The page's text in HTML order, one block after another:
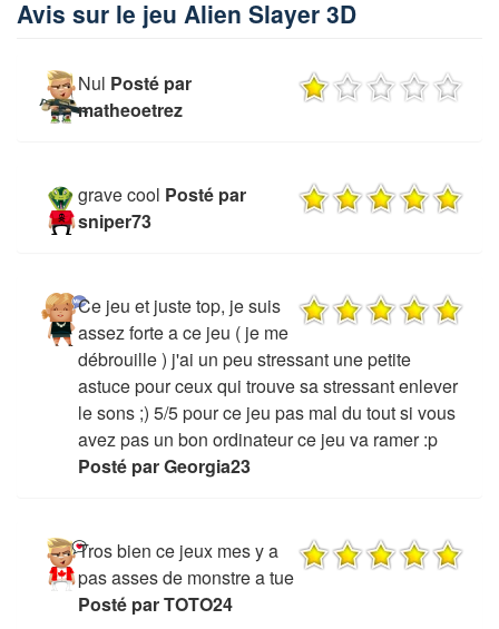
Avis sur le jeu Alien Slayer 3D
Nul Posté par
matheoetrez
grave cool Posté par
sniper73
Ce jeu et juste top, je suis
assez forte a ce jeu ( je me
débrouille ) j'ai un peu stressant une petite
astuce pour ceux qui trouve sa stressant enlever
le sons ;) 5/5 pour ce jeu pas mal du tout si vous
avez pas un bon ordinateur ce jeu va ramer :p
Posté par Georgia23
Tros bien ce jeux mes y a
pas asses de monstre a tue
Posté par TOTO24